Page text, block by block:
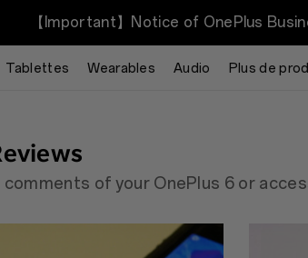
【Important】Notice of OnePlus
Tablettes Wearables Audio Plus de
of your OnePlus 6 or